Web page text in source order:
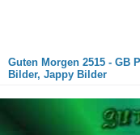
Guten Morgen 2515 - GB
Bilder, Jappy Bilder